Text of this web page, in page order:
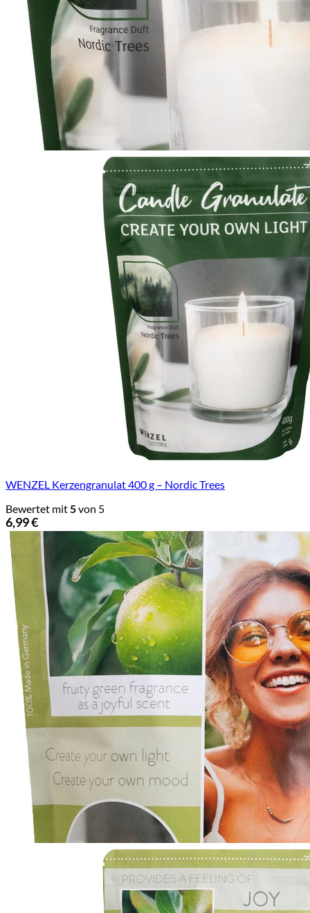
WENZEL Kerzengranulat 400 g – Nordic Trees
Bewertet mit5von 5
6,99€